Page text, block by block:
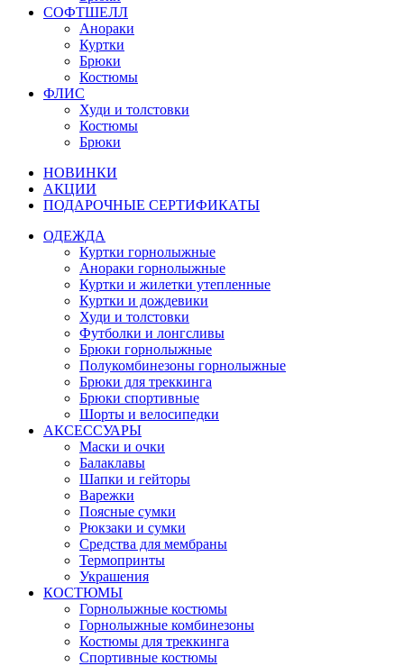
СОФТШЕЛЛ
Анораки
Куртки
Брюки
Костюмы
ФЛИС
Худи и толстовки
Костюмы
Брюки
НОВИНКИ
АКЦИИ
ПОДАРОЧНЫЕ СЕРТИФИКАТЫ
ОДЕЖДА
Куртки горнолыжные
Анораки горнолыжные
Куртки и жилетки утепленные
Куртки и дождевики
Худи и толстовки
Футболки и лонгсливы
Брюки горнолыжные
Полукомбинезоны горнолыжные
Брюки для треккинга
Брюки спортивные
Шорты и велосипедки
АКСЕССУАРЫ
Маски и очки
Балаклавы
Шапки и гейторы
Варежки
Поясные сумки
Рюкзаки и сумки
Средства для мембраны
Термопринты
Украшения
КОСТЮМЫ
Горнолыжные костюмы
Горнолыжные комбинезоны
Костюмы для треккинга
Спортивные костюмы